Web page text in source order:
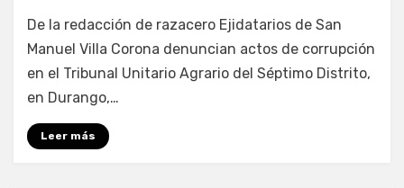
por Fernando Miranda Servín
De la redacción de razacero Ejidatarios de San
Manuel Villa Corona denuncian actos de corrupción
en el Tribunal Unitario Agrario del Séptimo Distrito,
en Durango,…
Leer más